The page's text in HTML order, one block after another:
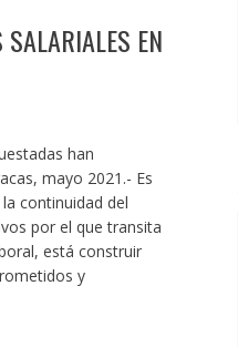
EN
han
mayo 2021.- Es
continuidad del
por el que transita
está construir
y